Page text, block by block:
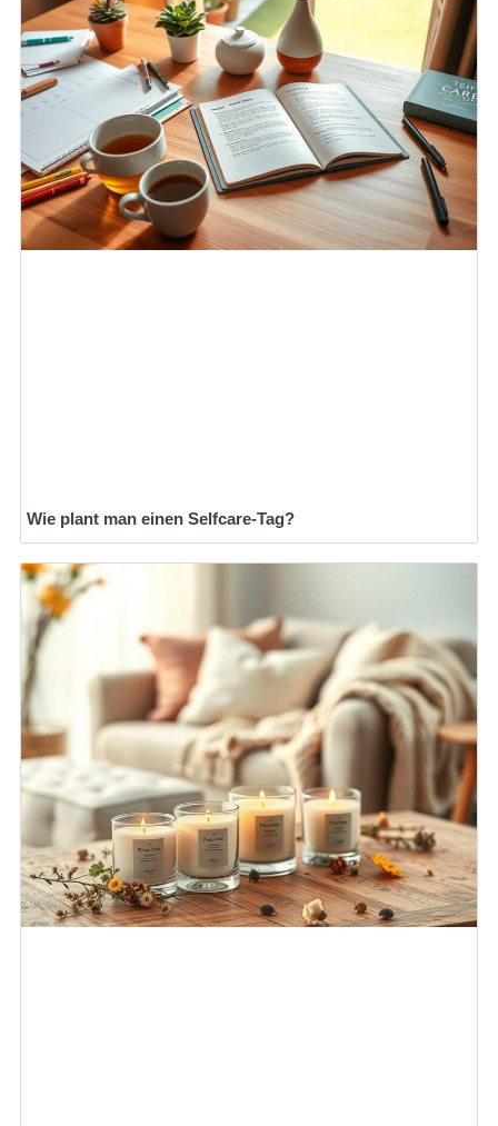
Wie plant man einen Selfcare-Tag?